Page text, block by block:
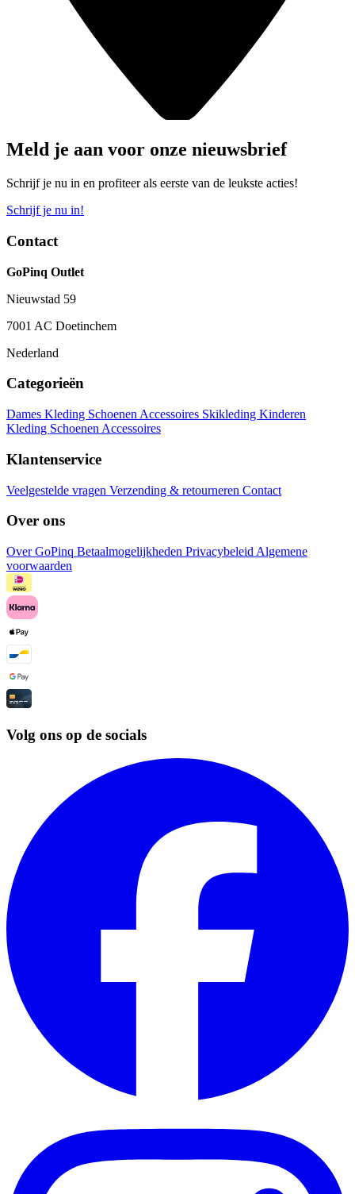
Meld je aan voor onze nieuwsbrief
Schrijf je nu in en profiteer als eerste van de leukste acties!
Schrijf je nu in!
Contact
GoPinq Outlet
Nieuwstad 59
7001 AC Doetinchem
Nederland
Categorieën
Dames Kleding Schoenen Accessoires Skikleding Kinderen
Kleding Schoenen Accessoires
Klantenservice
Veelgestelde vragen Verzending & retourneren Contact
Over ons
Over GoPinq Betaalmogelijkheden Privacybeleid Algemene
voorwaarden
Volg ons op de socials